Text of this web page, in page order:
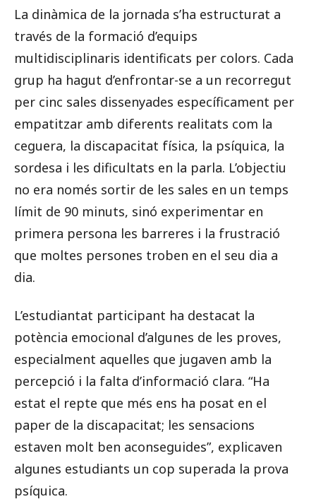
La dinàmica de la jornada s’ha estructurat a
través de la formació d’equips
multidisciplinaris identificats per colors. Cada
grup ha hagut d’enfrontar-se a un recorregut
per cinc sales dissenyades específicament per
empatitzar amb diferents realitats com la
ceguera, la discapacitat física, la psíquica, la
sordesa i les dificultats en la parla. L’objectiu
no era només sortir de les sales en un temps
límit de 90 minuts, sinó experimentar en
primera persona les barreres i la frustració
que moltes persones troben en el seu dia a
dia.
L’estudiantat participant ha destacat la
potència emocional d’algunes de les proves,
especialment aquelles que jugaven amb la
percepció i la falta d’informació clara. “Ha
estat el repte que més ens ha posat en el
paper de la discapacitat; les sensacions
estaven molt ben aconseguides”, explicaven
algunes estudiants un cop superada la prova
psíquica.